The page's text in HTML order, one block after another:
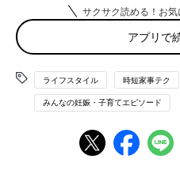
「スーパーで、切り干し大根や
したい！って時に便利なので買
いつも食べ切れない…」（みつ
◾️馴染みのない調味料
「レシピを見て馴染みのない調
すが、その調味料の他の使い道
い、気がつくと賞味期限が切れ
サクサク読める！お
アプリで
ライフスタイル 時短家事テク
みんなの妊娠・子育てエピソード